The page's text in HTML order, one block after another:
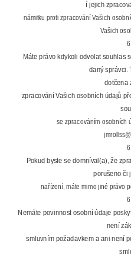
í jejich
námitku proti zpracování Vašich
Vašich
Máte právo kdykoli odvolat souhlas
daný správci.
dotčena
zpracování Vašich osobních údajů
se zpracováním osobních
Pokud byste se domníval(a), že
porušeno či
nařízení, máte mimo jiné právo
Nemáte povinnost osobní údaje
není
smluvním požadavkem a ani není